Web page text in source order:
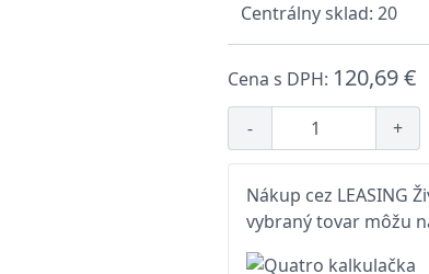
Centrálny sklad: 20
Cena s DPH: 120,69 €
- +
Nákup cez LEASING
vybraný tovar môžu